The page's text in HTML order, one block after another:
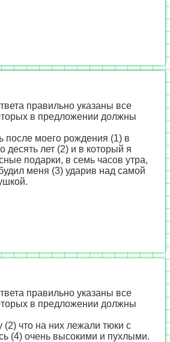
правильно указаны все
в предложении должны
после моего рождения (1) в
десять лет (2) и в который я
подарки, в семь часов утра,
меня (3) ударив над самой
правильно указаны все
в предложении должны
(2) что на них лежали тюки с
(4) очень высокими и пухлыми.